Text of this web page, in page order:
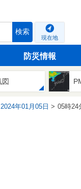
検索
現在地
防災情報
図
2024年01月05日 05時24